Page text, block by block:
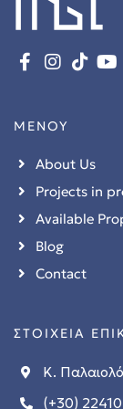
ΜΕΝΟΥ
About Us
Projects in
Available
Blog
Contact
ΣΤΟΙΧΕΙΑ
Κ.
(+30)